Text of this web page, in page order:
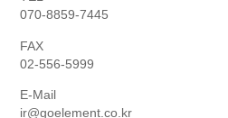
070-8859-7445
FAX
02-556-5999
E-Mail
ir@goelement.co.kr